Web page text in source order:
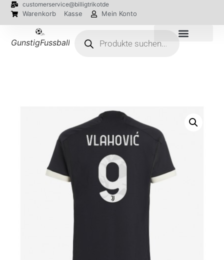
customerservice@billigtrikotde
Warenkorb Kasse Mein Konto
GunstigFussballTrikot